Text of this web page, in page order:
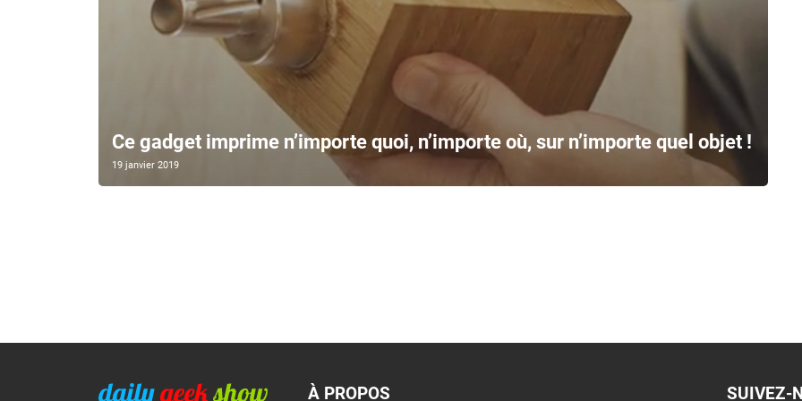
Ce gadget imprime n’importe quoi, n’importe où, sur n’importe quel objet !
19 janvier 2019
À PROPOS SUIVEZ-